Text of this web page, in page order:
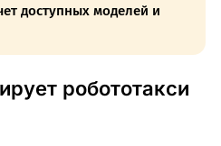
доступных моделей и
робототакси